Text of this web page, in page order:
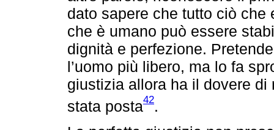
dato sapere che tutto ciò
che è umano può essere
dignità e perfezione.
l’uomo più libero, ma lo fa
giustizia allora ha il dovere
stata posta42.